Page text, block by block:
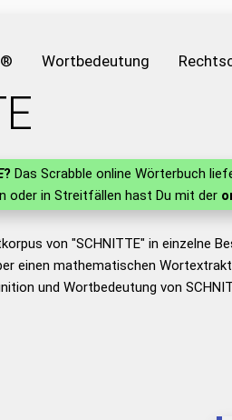
Wortbedeutung
? Das Scrabble online Wörterbuch
oder in Streitfällen hast Du mit der
von "SCHNITTE" in einzelne
einen mathematischen
und Wortbedeutung von